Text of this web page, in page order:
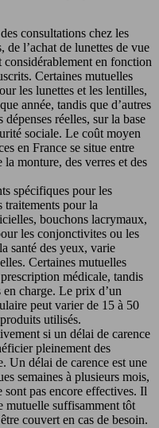
consultations chez les
de l’achat de lunettes de vue
en fonction
Certaines mutuelles
les lunettes et les lentilles,
année, tandis que d’autres
réelles, sur la base
sociale. Le coût moyen
en France se situe entre
monture, des verres et des
spécifiques pour les
traitements pour la
bouchons lacrymaux,
les conjonctivites ou les
santé des yeux, varie
Certaines mutuelles
médicale, tandis
en charge. Le prix d’un
peut varier de 15 à 50
utilisés.
si un délai de carence
pleinement des
Un délai de carence est une
semaines à plusieurs mois,
sont pas encore effectives. Il
mutuelle suffisamment tôt
couvert en cas de besoin.